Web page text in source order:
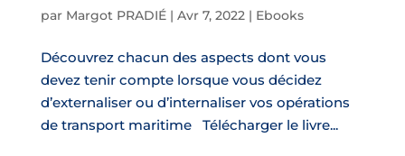
par Margot PRADIÉ| Avr 7, 2022| Ebooks
Découvrez chacun des aspects dont vous
devez tenir compte lorsque vous décidez
d’externaliser ou d’internaliser vos opérations
de transport maritime Télécharger le livre...